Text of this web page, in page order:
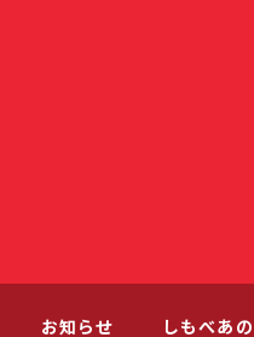
お知らせ しもべあ